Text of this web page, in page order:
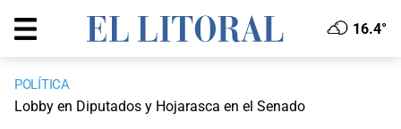
16.4°
POLÍTICA
Lobby en Diputados y Hojarasca en el Senado